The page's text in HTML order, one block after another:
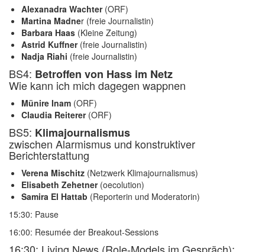
Alexanadra Wachter (ORF)
Martina Madner (freie Journalistin)
Barbara Haas (Kleine Zeitung)
Astrid Kuffner (freie Journalistin)
Nadja Riahi (freie Journalistin)
BS4: Betroffen von Hass im Netz
Wie kann ich mich dagegen wappnen
Münire Inam (ORF)
Claudia Reiterer (ORF)
BS5: Klimajournalismus
zwischen Alarmismus und konstruktiver
Berichterstattung
Verena Mischitz (Netzwerk Klimajournalismus)
Elisabeth Zehetner (oecolution)
Samira El Hattab (Reporterin und Moderatorin)
15:30: Pause​​
16:00: Resumée der Breakout-Sessions